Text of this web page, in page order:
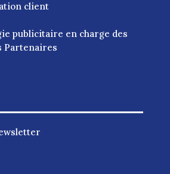
client
publicitaire en charge des
Partenaires